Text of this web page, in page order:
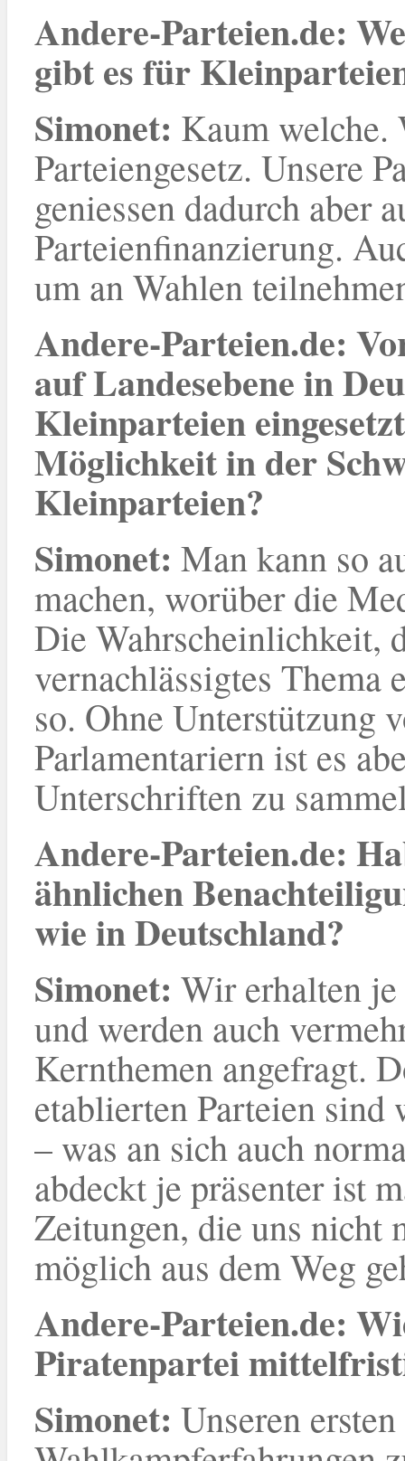
Andere-Parteien.de:
gibt es für
Simonet: Kaum welche.
Parteiengesetz. Unsere
geniessen dadurch aber
Parteienfinanzierung.
um an Wahlen
Andere-Parteien.de:
auf Landesebene in
Kleinparteien
Möglichkeit in der
Kleinparteien?
Simonet: Man kann so
machen, worüber die
Die Wahrscheinlichkeit,
vernachlässigtes Thema
so. Ohne Unterstützung
Parlamentariern ist es
Unterschriften zu
Andere-Parteien.de:
ähnlichen
wie in Deutschland?
Simonet: Wir erhalten je
und werden auch
Kernthemen angefragt.
etablierten Parteien
– was an sich auch
abdeckt je präsenter ist
Zeitungen, die uns nicht
möglich aus dem Weg
Andere-Parteien.de:
Piratenpartei
Simonet: Unseren